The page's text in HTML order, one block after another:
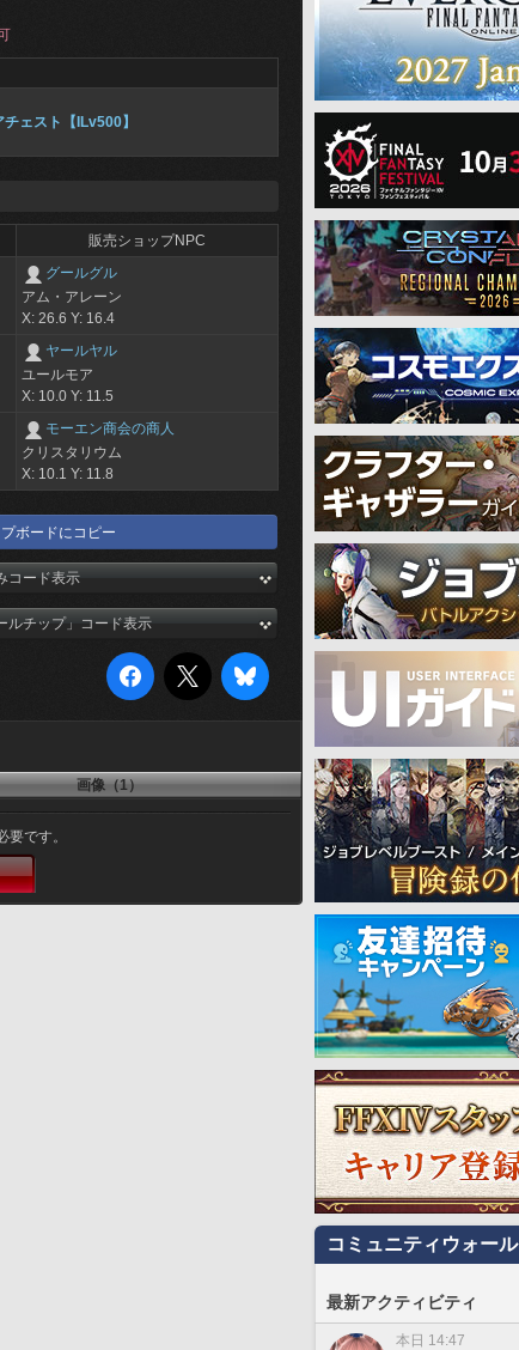
ェスト【ILv500】
販売ショップNPC
グールグル
アム・アレーン
X: 26.6 Y: 16.4
ヤールヤル
ユールモア
X: 10.0 Y: 11.5
モーエン商会の商人
クリスタリウム
X: 10.1 Y: 11.8
ボードにコピー
コード表示
ルチップ」コード表示
画像（1）
です。
コミュニティウォール
最新アクティビティ
本日 14:47